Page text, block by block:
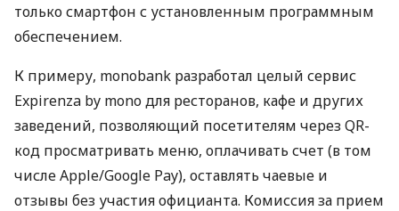
только смартфон с установленным программным
обеспечением.
К примеру, monobank разработал целый сервис
Expirenza by mono для ресторанов, кафе и других
заведений, позволяющий посетителям через QR-
код просматривать меню, оплачивать счет (в том
числе Apple/Google Pay), оставлять чаевые и
отзывы без участия официанта. Комиссия за прием